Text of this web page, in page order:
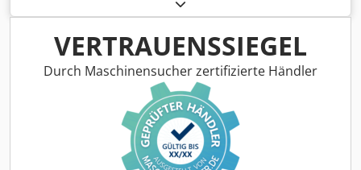
Zapfenloch im Stößel Ø 35 mm Maschinengewicht ca. 1,5 t
Raumbedarf ca. BxTxH 1500x1500x2200 m Öl-
Zentralschmierung Djdpfx Aslp U Sdob Ueck
Presskraftüberwachung Mechanischer Vorschub
Maschinennummer: 1111
VERTRAUENSSIEGEL
Durch Maschinensucher zertifizierte Händler